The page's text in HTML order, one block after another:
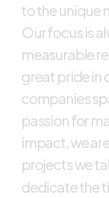
totheuniquen
Ourfocusisal
measurablere
great pridein
companiessp
passionform
impact,wear
projectsweta
dedicatetheti